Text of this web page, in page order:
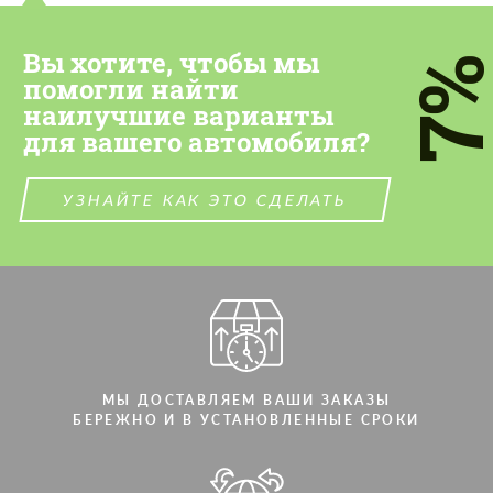
Вы хотите, чтобы мы
помогли найти
наилучшие варианты
для вашего автомобиля?
УЗНАЙТЕ КАК ЭТО СДЕЛАТЬ
МЫ ДОСТАВЛЯЕМ ВАШИ ЗАКАЗЫ
БЕРЕЖНО И В УСТАНОВЛЕННЫЕ СРОКИ